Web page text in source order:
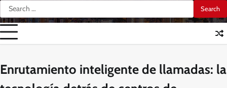
Search
for:
Enrutamiento inteligente de llamadas: la